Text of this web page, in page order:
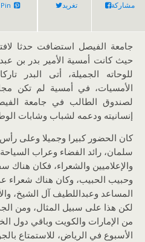
مشاركة تغريد Pin
جامعة الفيصل استضافت حدثا
حيث كانت أمسية الأمير بدر بن
للوحاته الجميلة، أتى البدر
الأمسيات، في أمسية لم تكن
لصندوق الطالب في جامعة
إنسانيته ودعمه لشباب وشابات
كان الحضور كبيرا وجميلا وعلى
سلمان، رائد الفضاء وعراب
والإعلاميين والشعراء، فكان هناك
وحبيب الحبيب، وكان هناك شعراء
المساعد وعبداللطيف آل الشيخ،
لكن هذا على سبيل المثال، ومن
من الإمارات والكويت وباقي دول
الأسبوع في الرياض، للاستمتاع